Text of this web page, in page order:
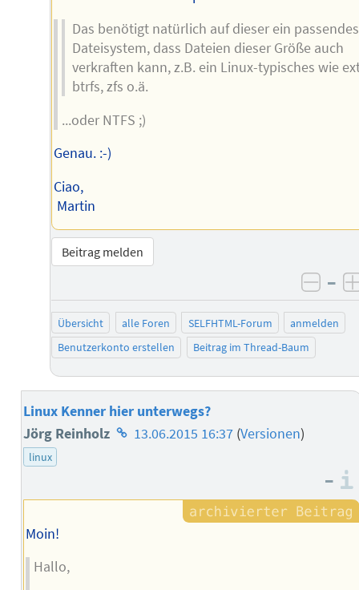
Das benötigt natürlich auf dieser ein passendes
Dateisystem, dass Dateien dieser Größe auch
verkraften kann, z.B. ein Linux-typisches wie
btrfs, zfs o.ä.
...oder NTFS ;)
Genau. :-)
Ciao,
Martin
Beitrag melden
–
Übersicht alle Foren SELFHTML-Forum
anmelden
Benutzerkonto erstellen
Beitrag im Thread-Baum
Linux Kenner hier unterwegs?
Jörg Reinholz Homepage
13.06.2015 16:37 (Versionen)
linux
–
Moin!
Hallo,